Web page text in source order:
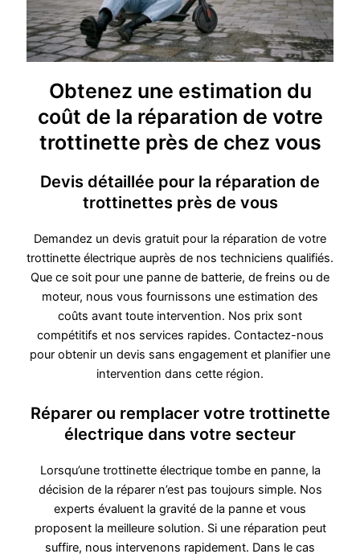
Obtenez une estimation du
coût de la réparation de votre
trottinette près de chez vous
Devis détaillée pour la réparation de
trottinettes près de vous
Demandez un devis gratuit pour la réparation de votre
trottinette électrique auprès de nos techniciens qualifiés.
Que ce soit pour une panne de batterie, de freins ou de
moteur, nous vous fournissons une estimation des
coûts avant toute intervention. Nos prix sont
compétitifs et nos services rapides. Contactez-nous
pour obtenir un devis sans engagement et planifier une
intervention dans cette région.
Réparer ou remplacer votre trottinette
électrique dans votre secteur
Lorsqu’une trottinette électrique tombe en panne, la
décision de la réparer n’est pas toujours simple. Nos
experts évaluent la gravité de la panne et vous
proposent la meilleure solution. Si une réparation peut
suffire, nous intervenons rapidement. Dans le cas